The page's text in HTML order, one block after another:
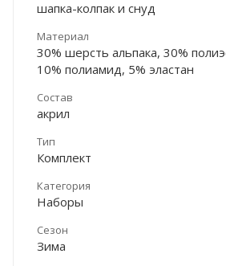
шапка-колпак и снуд
Материал
30% шерсть альпака, 30%
10% полиамид, 5% эластан
Состав
акрил
Тип
Комплект
Категория
Наборы
Сезон
Зима